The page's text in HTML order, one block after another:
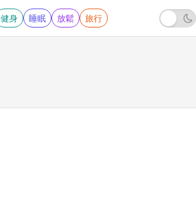
健身 睡眠 放鬆 旅行